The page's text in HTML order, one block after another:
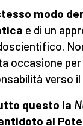
modo
e di un
occasione
verso
questo la
al